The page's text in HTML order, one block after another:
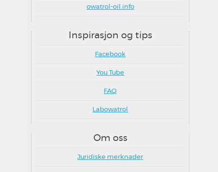
owatrol-oil.info
Inspirasjon og tips
Facebook
You Tube
FAQ
Labowatrol
Om oss
Juridiske merknader